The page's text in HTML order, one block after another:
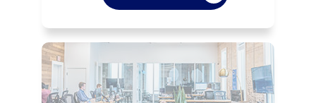
Peut coordonner une équipe.